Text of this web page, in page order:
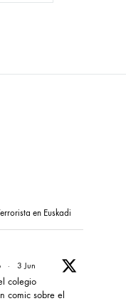
en Euskadi
· 3 Jun
colegio
comic sobre el